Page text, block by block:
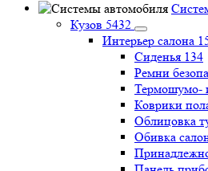
Кузов 5432
Интерьер салона
Сиденья 134
Ремни
Термошумо-
Коврики
Облицовка
Обивка